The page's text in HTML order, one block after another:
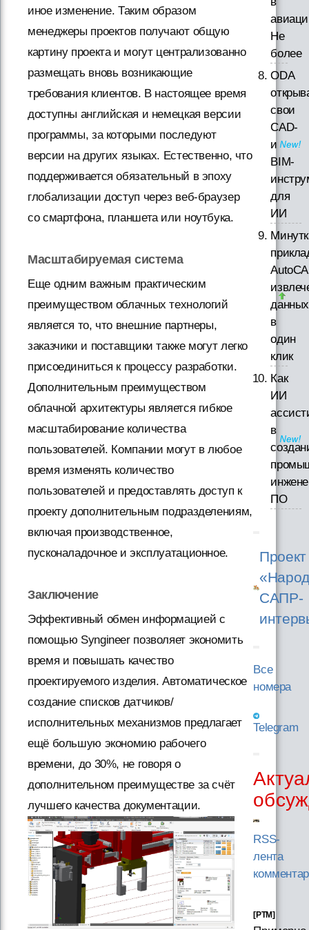
иное изменение. Таким образом
менеджеры проектов получают общую
картину проекта и могут централизованно
размещать вновь возникающие
требования клиентов. В настоящее время
доступны английская и немецкая версии
программы, за которыми последуют
версии на других языках. Естественно, что
поддерживается обязательный в эпоху
глобализации доступ через веб-браузер
со смартфона, планшета или ноутбука.
Масштабируемая система
Еще одним важным практическим
преимуществом облачных технологий
является то, что внешние партнеры,
заказчики и поставщики также могут легко
присоединиться к процессу разработки.
Дополнительным преимуществом
облачной архитектуры является гибкое
масштабирование количества
пользователей. Компании могут в любое
время изменять количество
пользователей и предоставлять доступ к
проекту дополнительным подразделениям,
включая производственное,
пусконаладочное и эксплуатационное.
Заключение
Эффективный обмен информацией с
помощью Syngineer позволяет экономить
время и повышать качество
проектируемого изделия. Автоматическое
создание списков датчиков/
исполнительных механизмов предлагает
ещё большую экономию рабочего
времени, до 30%, не говоря о
дополнительном преимуществе за счёт
лучшего качества документации.
Не
более
ODA
свои
CAD-
и
BIM-
для
ИИ
данных
в
один
клик
Как
ИИ
в
ПО
Проект
САПР-
Все
номера
Telegram
RSS-
лента
[PTM]